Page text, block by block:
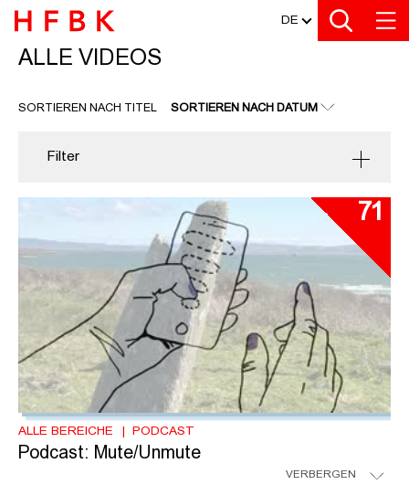
Zu den Filtern
Zur Metanavigation
Zur Hauptnavigation
Zur Suche
Zum Inhalt
Zum Seitenfuss DE
ALLE VIDEOS
ALLE VIDEOS
SORTIEREN NACH TITEL SORTIEREN NACH DATUM
Filter
71
ALLE BEREICHE PODCAST
Podcast: Mute/Unmute
VERBERGEN